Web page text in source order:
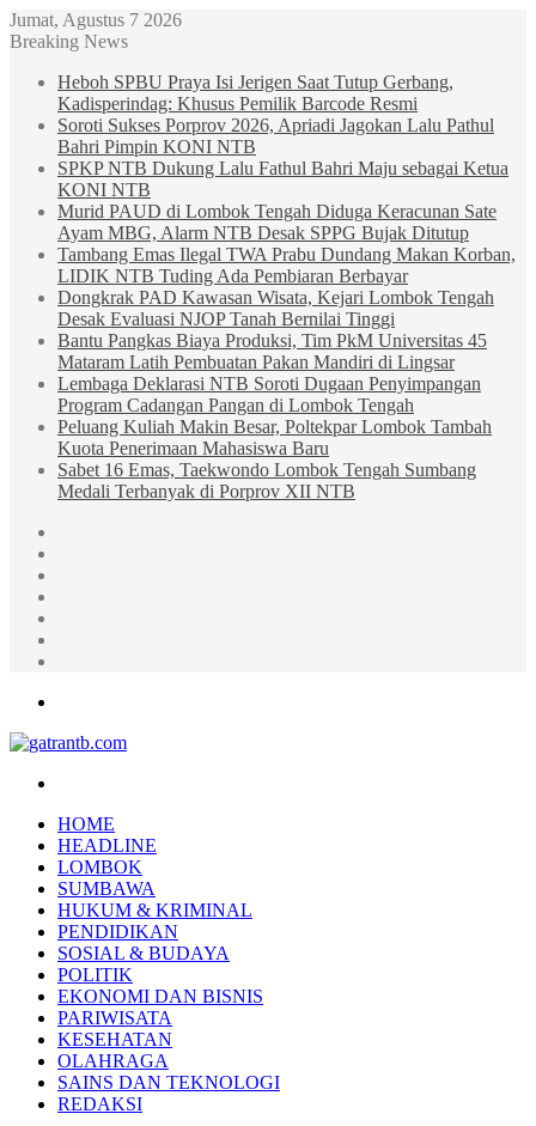
Jumat, Agustus 7 2026
Breaking News
Heboh SPBU Praya Isi Jerigen Saat Tutup Gerbang,
Kadisperindag: Khusus Pemilik Barcode Resmi
Soroti Sukses Porprov 2026, Apriadi Jagokan Lalu Pathul
Bahri Pimpin KONI NTB
SPKP NTB Dukung Lalu Fathul Bahri Maju sebagai Ketua
KONI NTB
Murid PAUD di Lombok Tengah Diduga Keracunan Sate
Ayam MBG, Alarm NTB Desak SPPG Bujak Ditutup
Tambang Emas Ilegal TWA Prabu Dundang Makan Korban,
LIDIK NTB Tuding Ada Pembiaran Berbayar
Dongkrak PAD Kawasan Wisata, Kejari Lombok Tengah
Desak Evaluasi NJOP Tanah Bernilai Tinggi
Bantu Pangkas Biaya Produksi, Tim PkM Universitas 45
Mataram Latih Pembuatan Pakan Mandiri di Lingsar
Lembaga Deklarasi NTB Soroti Dugaan Penyimpangan
Program Cadangan Pangan di Lombok Tengah
Peluang Kuliah Makin Besar, Poltekpar Lombok Tambah
Kuota Penerimaan Mahasiswa Baru
Sabet 16 Emas, Taekwondo Lombok Tengah Sumbang
Medali Terbanyak di Porprov XII NTB
HOME
HEADLINE
LOMBOK
SUMBAWA
HUKUM & KRIMINAL
PENDIDIKAN
SOSIAL & BUDAYA
POLITIK
EKONOMI DAN BISNIS
PARIWISATA
KESEHATAN
OLAHRAGA
SAINS DAN TEKNOLOGI
REDAKSI